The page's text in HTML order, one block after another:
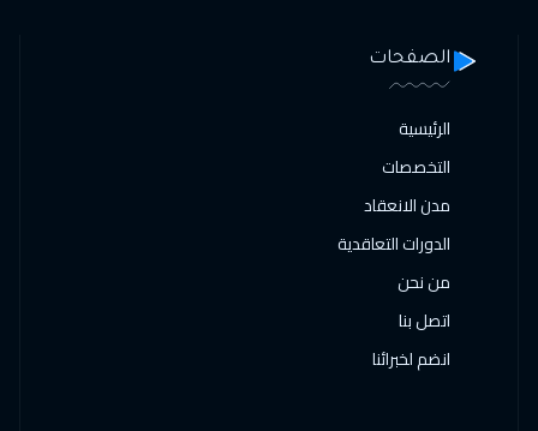
الصفحات
الرئيسية
التخصصات
مدن الانعقاد
الدورات التعاقدية
من نحن
اتصل بنا
انضم لخبرائنا